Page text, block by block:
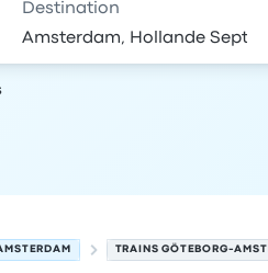
Destination
TRAINS GÖTEBORG-